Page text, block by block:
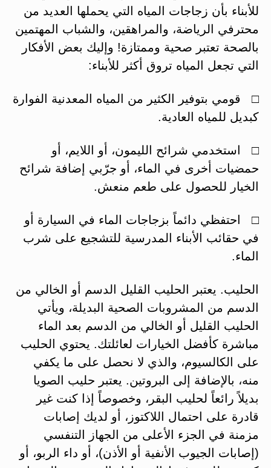
للأبناء بأن زجاجات المياه التي يحملها العديد من
محترفي الرياضة، والمراهقين، والشباب المهتمين
بالصحة تعتبر صحية وممتازة! وإليك بعض الأفكار
التي تجعل المياه تروق أكثر للأبناء:
□ قومي بتوفير الكثير من المياه المعدنية الفوارة
كبديل للمياه العادية.
□ استخدمي شرائح الليمون، أو اللايم، أو
حمضيات أخرى في الماء، أو جرّبي إضافة شرائح
الخيار للحصول على طعم منعش.
□ احتفظي دائماً بزجاجات الماء في السيارة أو
في حقائب الأبناء المدرسية للتشجيع على شرب
الماء.
الحليب. يعتبر الحليب القليل الدسم أو الخالي من
الدسم من المشروبات الصحية البديلة، ويأتي
الحليب القليل أو الخالي من الدسم بعد الماء
مباشرة كأفضل الخيارات لعائلتك. يحتوي الحليب
على الكالسيوم، والذي لا نحصل على ما يكفي
منه، بالإضافة إلى البروتين. يعتبر حليب الصويا
بديلاً رائعاً لحليب البقر، وخصوصاً إذا كنت غير
قادرة على احتمال اللاكتوز، أو لديك إصابات
مزمنة في الجزء الأعلى من الجهاز التنفسي
(إصابات الجيوب الأنفية أو الأذن)، أو داء الربو، أو